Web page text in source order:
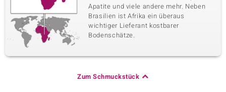
Apatite und viele andere mehr. Neben
Brasilien ist Afrika ein überaus
wichtiger Lieferant kostbarer
Bodenschätze.
Zum Schmuckstück